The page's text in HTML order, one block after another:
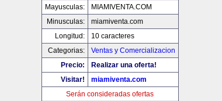
Mayusculas:
MIAMIVENTA.COM
Minusculas:
miamiventa.com
Longitud:
10 caracteres
Categorias:
Ventas y Comercializacion
Precio:
Realizar una oferta!
Visitar!
miamiventa.com
Serán consideradas ofertas